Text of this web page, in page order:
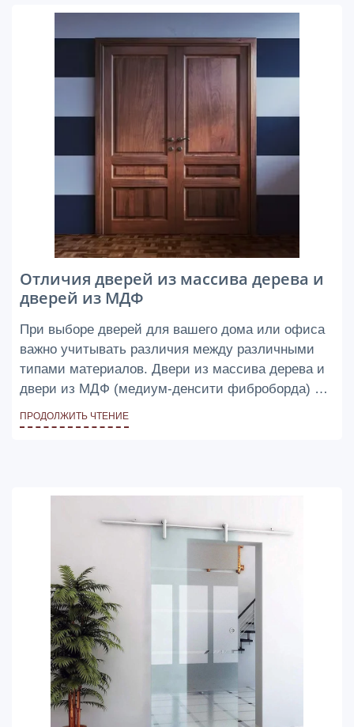
Отличия дверей из массива дерева и
дверей из МДФ
При выборе дверей для вашего дома или офиса
важно учитывать различия между различными
типами материалов. Двери из массива дерева и
двери из МДФ (медиум-денсити фиброборда) —
это два популярных варианта, каждый со своими
особенностями
ПРОДОЛЖИТЬ ЧТЕНИЕ